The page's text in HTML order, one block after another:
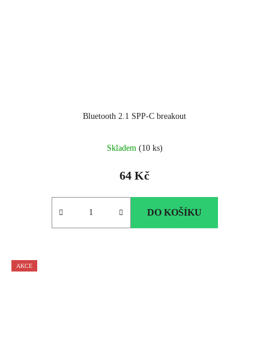
Bluetooth 2.1 SPP-C breakout
Skladem (10 ks)
64 Kč
DO KOŠÍKU
AKCE